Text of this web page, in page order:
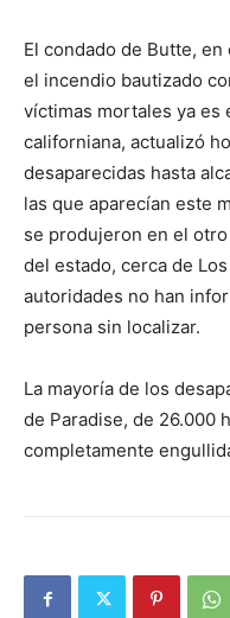
El condado de Butte,
el incendio bautizado
víctimas mortales ya es
californiana, actualizó
desaparecidas hasta
las que aparecían este
se produjeron en el
del estado, cerca de
autoridades no han
persona sin localizar.
La mayoría de los
de Paradise, de 26.000
completamente